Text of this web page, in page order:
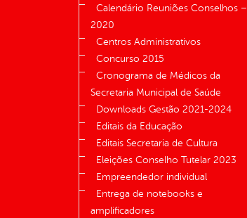
Calendário Reuniões Conselhos –
2020
Centros Administrativos
Concurso 2015
Cronograma de Médicos da
Secretaria Municipal de Saúde
Downloads Gestão 2021-2024
Editais da Educação
Editais Secretaria de Cultura
Eleições Conselho Tutelar 2023
Empreendedor individual
Entrega de notebooks e
amplificadores